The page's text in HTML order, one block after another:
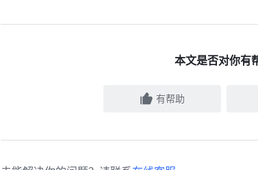
本文是否对你有
有帮助